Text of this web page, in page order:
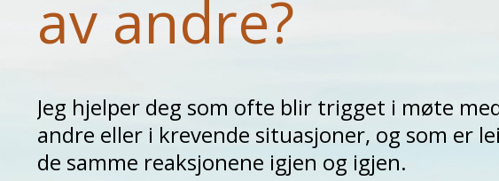
av andre?
Jeg hjelper deg som ofte blir trigget i møte
andre eller i krevende situasjoner, og som er
de samme reaksjonene igjen og igjen.